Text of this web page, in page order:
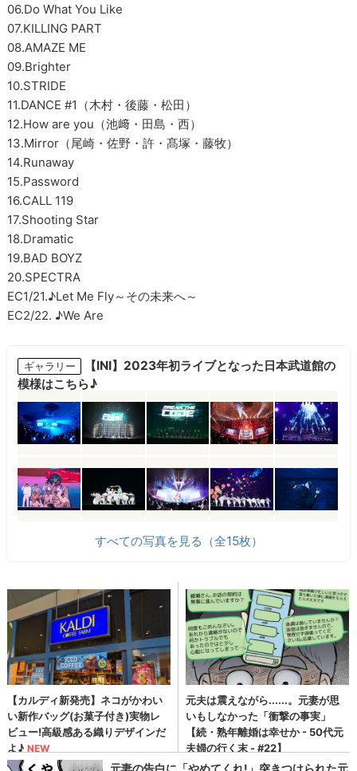
06.Do What You Like
07.KILLING PART
08.AMAZE ME
09.Brighter
10.STRIDE
11.DANCE #1（木村・後藤・松田）
12.How are you（池﨑・田島・西）
13.Mirror（尾崎・佐野・許・髙塚・藤牧）
14.Runaway
15.Password
16.CALL 119
17.Shooting Star
18.Dramatic
19.BAD BOYZ
20.SPECTRA
EC1/21.♪Let Me Fly～その未来へ～
EC2/22. ♪We Are
ギャラリー
【INI】2023年初ライブとなった日本武道館の
模様はこちら♪
すべての写真を見る（全15枚）